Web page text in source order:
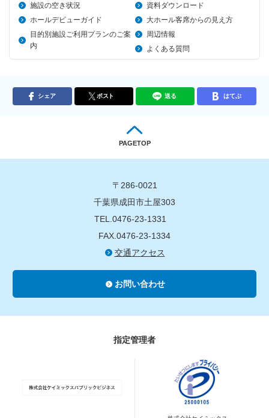
施設の空き状況
資料ダウンロード
ホールデビューガイド
大ホール客席からの見え方
目的別施設ご利用プランのご案
内
周辺情報
よくある質問
シェア ポスト 送る はてぶ
PAGETOP
〒286-0021
千葉県成田市土屋303
TEL.0476-23-1331
FAX.0476-23-1334
交通アクセス
お問い合わせ
指定管理者